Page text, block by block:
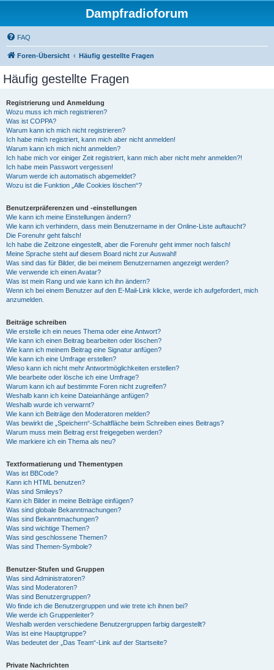
Dampfradioforum
FAQ
Foren-Übersicht Häufig gestellte Fragen
Häufig gestellte Fragen
Registrierung und Anmeldung
Wozu muss ich mich registrieren?
Was ist COPPA?
Warum kann ich mich nicht registrieren?
Ich habe mich registriert, kann mich aber nicht anmelden!
Warum kann ich mich nicht anmelden?
Ich habe mich vor einiger Zeit registriert, kann mich aber nicht mehr anmelden?!
Ich habe mein Passwort vergessen!
Warum werde ich automatisch abgemeldet?
Wozu ist die Funktion „Alle Cookies löschen“?
Benutzerpräferenzen und -einstellungen
Wie kann ich meine Einstellungen ändern?
Wie kann ich verhindern, dass mein Benutzername in der Online-Liste auftaucht?
Die Forenuhr geht falsch!
Ich habe die Zeitzone eingestellt, aber die Forenuhr geht immer noch falsch!
Meine Sprache steht auf diesem Board nicht zur Auswahl!
Was sind das für Bilder, die bei meinem Benutzernamen angezeigt werden?
Wie verwende ich einen Avatar?
Was ist mein Rang und wie kann ich ihn ändern?
Wenn ich bei einem Benutzer auf den E-Mail-Link klicke, werde ich aufgefordert, mich
anzumelden.
Beiträge schreiben
Wie erstelle ich ein neues Thema oder eine Antwort?
Wie kann ich einen Beitrag bearbeiten oder löschen?
Wie kann ich meinem Beitrag eine Signatur anfügen?
Wie kann ich eine Umfrage erstellen?
Wieso kann ich nicht mehr Antwortmöglichkeiten erstellen?
Wie bearbeite oder lösche ich eine Umfrage?
Warum kann ich auf bestimmte Foren nicht zugreifen?
Weshalb kann ich keine Dateianhänge anfügen?
Weshalb wurde ich verwarnt?
Wie kann ich Beiträge den Moderatoren melden?
Was bewirkt die „Speichern“-Schaltfläche beim Schreiben eines Beitrags?
Warum muss mein Beitrag erst freigegeben werden?
Wie markiere ich ein Thema als neu?
Textformatierung und Thementypen
Was ist BBCode?
Kann ich HTML benutzen?
Was sind Smileys?
Kann ich Bilder in meine Beiträge einfügen?
Was sind globale Bekanntmachungen?
Was sind Bekanntmachungen?
Was sind wichtige Themen?
Was sind geschlossene Themen?
Was sind Themen-Symbole?
Benutzer-Stufen und Gruppen
Was sind Administratoren?
Was sind Moderatoren?
Was sind Benutzergruppen?
Wo finde ich die Benutzergruppen und wie trete ich ihnen bei?
Wie werde ich Gruppenleiter?
Weshalb werden verschiedene Benutzergruppen farbig dargestellt?
Was ist eine Hauptgruppe?
Was bedeutet der „Das Team“-Link auf der Startseite?
Private Nachrichten